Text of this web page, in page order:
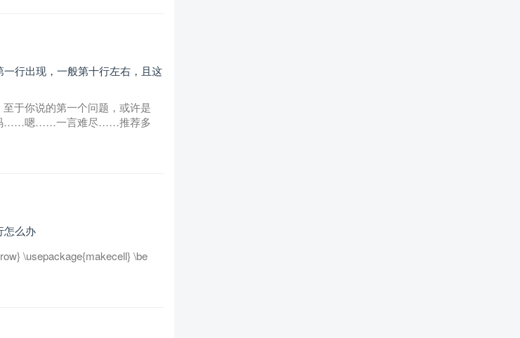
行出现，一般第十行左右，且这
于你说的第一个问题，或许是
码……嗯……一言难尽……推荐多
怎么办
\usepackage{makecell} \be